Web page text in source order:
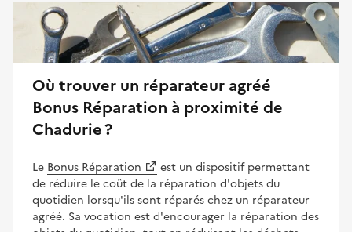
Où trouver un réparateur agréé
Bonus Réparation à proximité de
Chadurie ?
Le Bonus Réparation
est un dispositif permettant
de réduire le coût de la réparation d'objets du
quotidien lorsqu'ils sont réparés chez un réparateur
agréé. Sa vocation est d'encourager la réparation des